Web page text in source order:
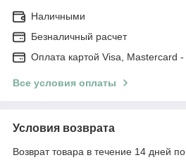
Наличными
Безналичный расчет
Оплата картой Visa, Mastercard
Все условия оплаты
Условия возврата
Возврат товара в течение 14 дней